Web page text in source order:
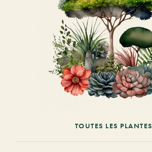
TOUTES LES PLANTES